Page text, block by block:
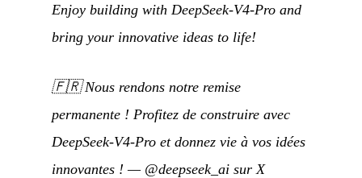
Enjoy building with DeepSeek-V4-Pro and
bring your innovative ideas to life!
🇫🇷Nous rendons notre remise
permanente ! Profitez de construire avec
DeepSeek-V4-Pro et donnez vie à vos idées
innovantes ! — @deepseek_ai sur X